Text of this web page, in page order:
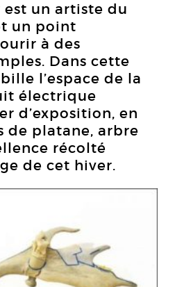
un artiste du
un point
à des
Dans cette
l’espace de la
électrique
d’exposition, en
de platane, arbre
récolté
de cet hiver.